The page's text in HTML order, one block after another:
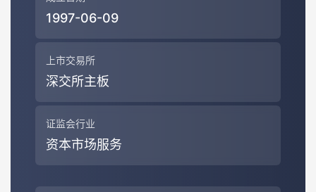
1997-06-09
上市交易所
深交所主板
证监会行业
资本市场服务